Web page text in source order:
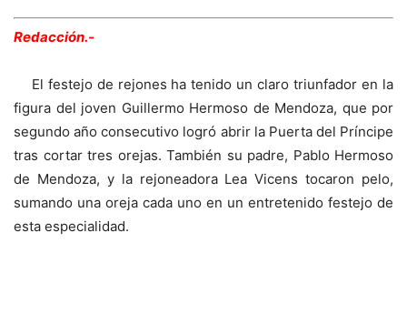
Redacción.-
El festejo de rejones ha tenido un claro triunfador en la
figura del joven Guillermo Hermoso de Mendoza, que por
segundo año consecutivo logró abrir la Puerta del Príncipe
tras cortar tres orejas. También su padre, Pablo Hermoso
de Mendoza, y la rejoneadora Lea Vicens tocaron pelo,
sumando una oreja cada uno en un entretenido festejo de
esta especialidad.